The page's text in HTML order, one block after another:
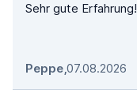
Sehr gute Erfahrung!
Peppe,07.08.2026